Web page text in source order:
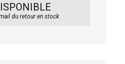
du retour en stock